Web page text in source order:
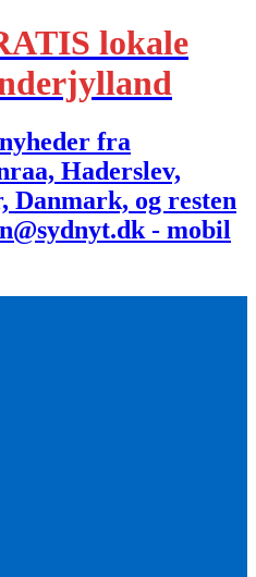
lokale
fra
Haderslev,
Danmark, og resten
- mobil